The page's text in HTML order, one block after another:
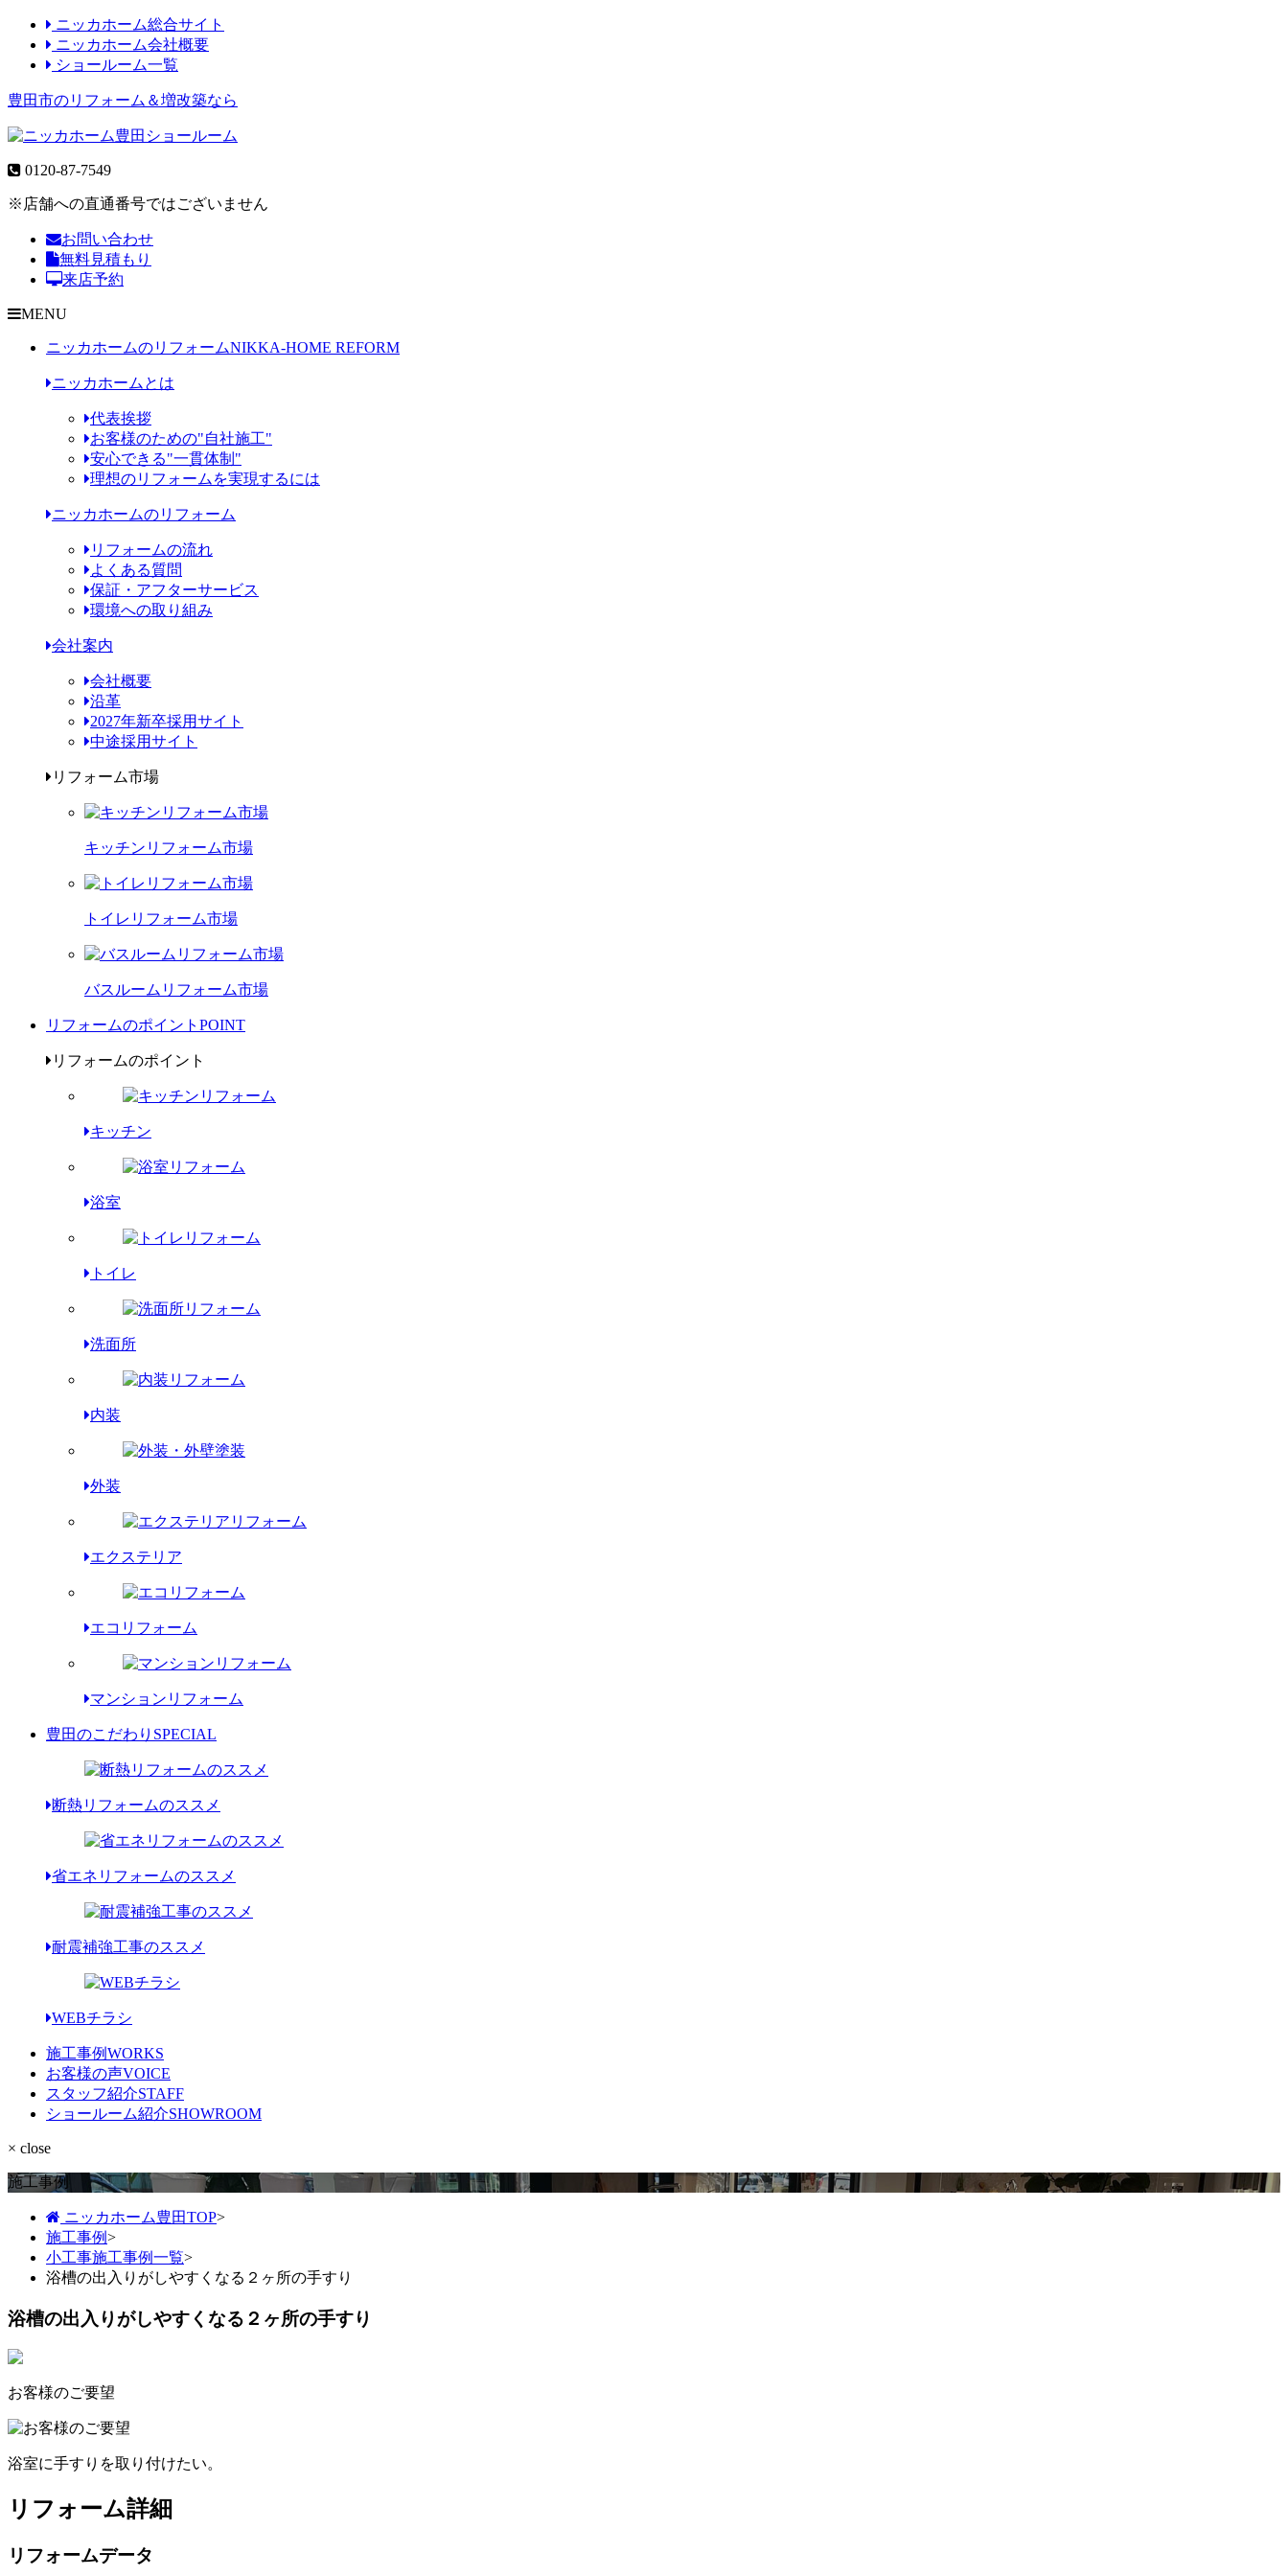
ニッカホーム総合サイト
ニッカホーム会社概要
ショールーム一覧
豊田市のリフォーム＆増改築なら
0120-87-7549
※店舗への直通番号ではございません
お問い合わせ
無料見積もり
来店予約
MENU
ニッカホームのリフォームNIKKA-HOME REFORM
ニッカホームとは
代表挨拶
お客様のための"自社施工"
安心できる"一貫体制"
理想のリフォームを実現するには
ニッカホームのリフォーム
リフォームの流れ
よくある質問
保証・アフターサービス
環境への取り組み
会社案内
会社概要
沿革
2027年新卒採用サイト
中途採用サイト
リフォーム市場
キッチンリフォーム市場
トイレリフォーム市場
バスルームリフォーム市場
リフォームのポイント POINT
リフォームのポイント
キッチン
浴室
トイレ
洗面所
内装
外装
エクステリア
エコリフォーム
マンションリフォーム
豊田のこだわり SPECIAL
断熱リフォームのススメ
省エネリフォームのススメ
耐震補強工事のススメ
WEBチラシ
施工事例WORKS
お客様の声VOICE
スタッフ紹介STAFF
ショールーム紹介SHOWROOM
× close
施工事例
ニッカホーム豊田TOP>
施工事例>
小工事施工事例一覧>
浴槽の出入りがしやすくなる２ヶ所の手すり
浴槽の出入りがしやすくなる２ヶ所の手すり
お客様のご要望
浴室に手すりを取り付けたい。
リフォーム詳細
リフォームデータ